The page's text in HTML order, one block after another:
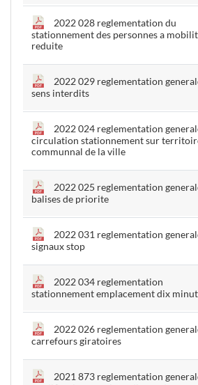
2022 028 reglementation du
stationnement des personnes a
reduite
2022 029 reglementation
sens interdits
2022 024 reglementation
circulation stationnement sur
communnal de la ville
2022 025 reglementation
balises de priorite
2022 031 reglementation
signaux stop
2022 034 reglementation
stationnement emplacement dix
2022 026 reglementation
carrefours giratoires
2021 873 reglementation